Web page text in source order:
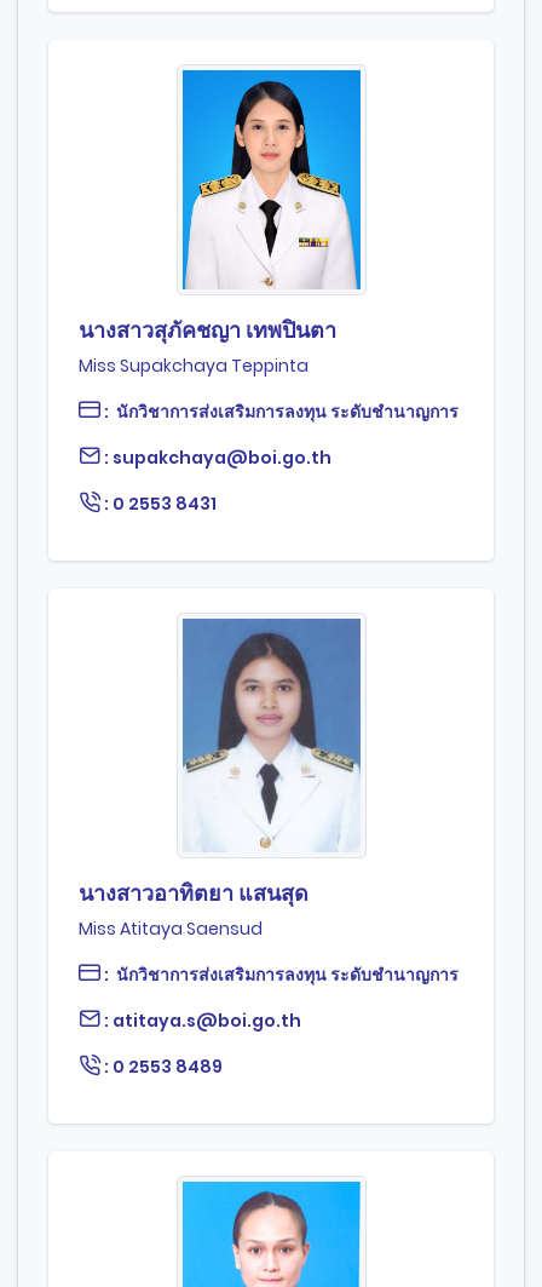
นางสาวสุภัคชญา เทพปินตา
Miss Supakchaya Teppinta
: นักวิชาการส่งเสริมการลงทุน ระดับชำนาญการ
: supakchaya@boi.go.th
: 0 2553 8431
นางสาวอาทิตยา แสนสุด
Miss Atitaya Saensud
: นักวิชาการส่งเสริมการลงทุน ระดับชำนาญการ
: atitaya.s@boi.go.th
: 0 2553 8489